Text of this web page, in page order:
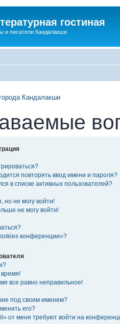
гостиная
и писатели Кандалакши
Кандалакши
повторять ввод имени и пароля?
в списке активных пользователей?
но не могу войти!
не могу войти!
конференции»?
все равно неправильное!
под своим именем?
его?
от меня требуют войти на